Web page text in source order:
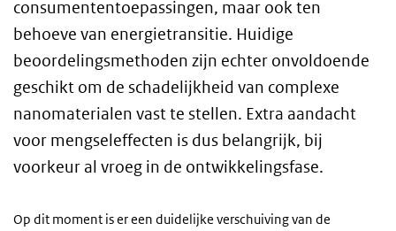
consumententoepassingen, maar ook ten
behoeve van energietransitie. Huidige
beoordelingsmethoden zijn echter onvoldoende
geschikt om de schadelijkheid van complexe
nanomaterialen vast te stellen. Extra aandacht
voor mengseleffecten is dus belangrijk, bij
voorkeur al vroeg in de ontwikkelingsfase.
Op dit moment is er een duidelijke verschuiving van de